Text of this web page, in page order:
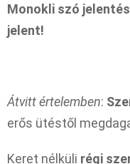
Monokli szó
jelent!
Átvitt értelemben:
erős ütéstől
Keret nélküli régi